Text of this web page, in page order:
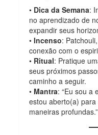
• Dica da Semana:
no aprendizado de
expandir seus
•Incenso:
conexão com o
• Ritual: Pratique
seus próximos
caminho a seguir.
• Mantra: “Eu sou a
estou aberto(a)
maneiras profundas.”